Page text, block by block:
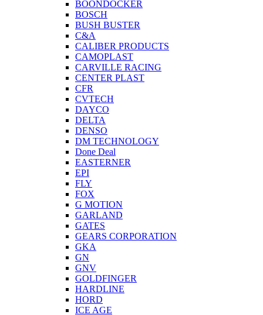
BOONDOCKER
BOSCH
BUSH BUSTER
C&A
CALIBER PRODUCTS
CAMOPLAST
CARVILLE RACING
CENTER PLAST
CFR
CVTECH
DAYCO
DELTA
DENSO
DM TECHNOLOGY
Done Deal
EASTERNER
EPI
FLY
FOX
G MOTION
GARLAND
GATES
GEARS CORPORATION
GKA
GN
GNV
GOLDFINGER
HARDLINE
HORD
ICE AGE